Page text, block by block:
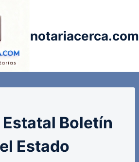
notariacerca.com
Boletín
Estado